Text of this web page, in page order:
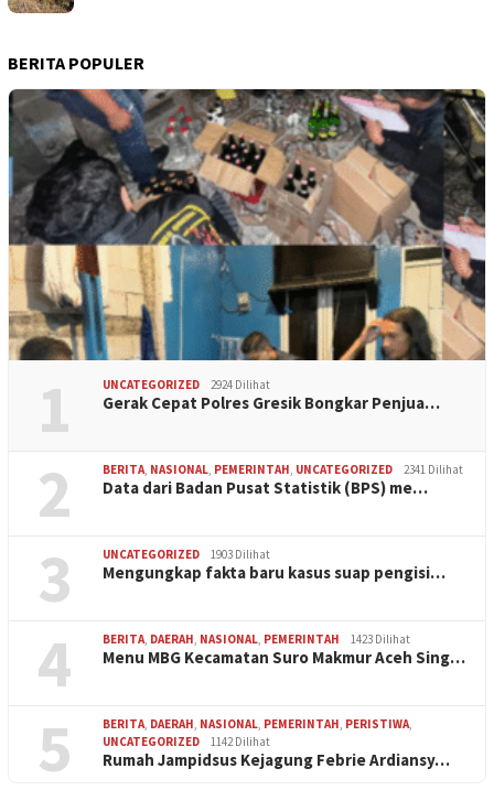
BERITA POPULER
1 UNCATEGORIZED 2924 Dilihat
Gerak Cepat Polres Gresik Bongkar Penjua…
2 BERITA NASIONAL PEMERINTAH UNCATEGORIZED 2341 Dilihat
Data dari Badan Pusat Statistik (BPS) me…
3 UNCATEGORIZED 1903 Dilihat
Mengungkap fakta baru kasus suap pengisi…
4 BERITA DAERAH NASIONAL PEMERINTAH 1423 Dilihat
Menu MBG Kecamatan Suro Makmur Aceh Sing…
5 BERITA DAERAH NASIONAL PEMERINTAH PERISTIWA
UNCATEGORIZED
1142 Dilihat
Rumah Jampidsus Kejagung Febrie Ardiansy…